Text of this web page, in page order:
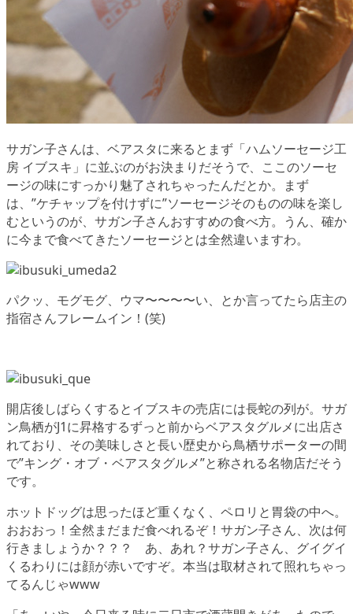
サガン子さんは、ベアスタに来るとまず「ハムソーセージ工
房 イブスキ」に並ぶのがお決まりだそうで、ここのソーセ
ージの味にすっかり魅了されちゃったんだとか。まず
は、”ケチャップを付けずに”ソーセージそのものの味を楽し
むというのが、サガン子さんおすすめの食べ方。うん、確か
に今まで食べてきたソーセージとは全然違いますわ。
パクッ、モグモグ、ウマ〜〜〜〜い、とか言ってたら店主の
指宿さんフレームイン！(笑)
開店後しばらくするとイブスキの売店には長蛇の列が。サガ
ン鳥栖がJ1に昇格するずっと前からベアスタグルメに出店さ
れており、その美味しさと長い歴史から鳥栖サポーターの間
で”キング・オブ・ベアスタグルメ”と称される名物店だそう
です。
ホットドッグは思ったほど重くなく、ペロリと胃袋の中へ。
おおおっ！全然まだまだ食べれるぞ！サガン子さん、次は何
行きましょうか？？？ あ、あれ？サガン子さん、グイグイ
くるわりには顔が赤いですぞ。本当は取材されて照れちゃっ
てるんじゃwww